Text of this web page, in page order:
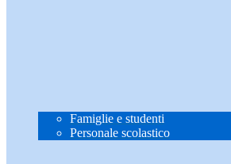
Famiglie e studenti
Personale scolastico